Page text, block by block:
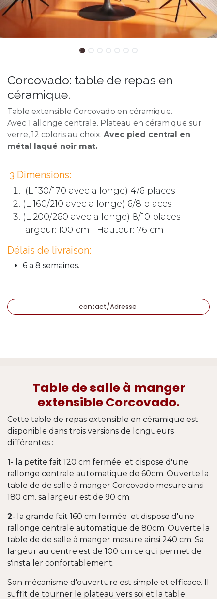
Corcovado: table de repas en
céramique.
Table extensible Corcovado en céramique.
Avec 1 allonge centrale. Plateau en céramique sur
verre, 12 coloris au choix. Avec pied central en
métal laqué noir mat.
3 Dimensions:
(L 130/170 avec allonge) 4/6 places
(L 160/210 avec allonge) 6/8 places
(L 200/260 avec allonge) 8/10 places
largeur: 100 cm Hauteur: 76 cm
Délais de livraison:
6 à 8 semaines.
contact/Adresse
Table de salle à manger
extensible Corcovado.
Cette table de repas extensible en céramique est
disponible dans trois versions de longueurs
différentes :
1- la petite fait 120 cm fermée et dispose d'une
rallonge centrale automatique de 60cm. Ouverte la
table de de salle à manger Corcovado mesure ainsi
180 cm. sa largeur est de 90 cm.
2- la grande fait 160 cm fermée et dispose d'une
rallonge centrale automatique de 80cm. Ouverte la
table de de salle à manger mesure ainsi 240 cm. Sa
largeur au centre est de 100 cm ce qui permet de
s'installer confortablement.
Son mécanisme d'ouverture est simple et efficace. Il
suffit de tourner le plateau vers soi et la table